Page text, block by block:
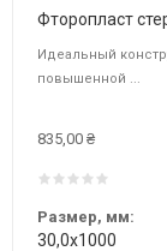
Фторопласт
Идеальный
повышенной ...
835,00 ₴
Размер, мм:
30,0х1000